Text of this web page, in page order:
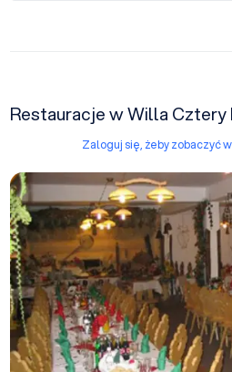
Restauracje w Willa Cztery
Zaloguj się, żeby zobaczyć